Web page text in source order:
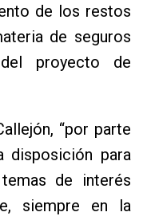
de los restos
de seguros
proyecto de
“por parte
disposición para
de interés
siempre en la